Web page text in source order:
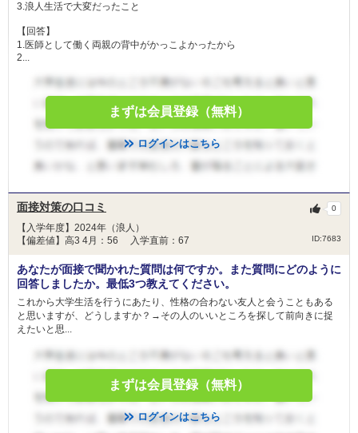
3.浪人生活で大変だったこと
【回答】
1.医師として働く両親の背中がかっこよかったから
2...
まずは会員登録（無料）
ログインはこちら
面接対策の口コミ
【入学年度】2024年（浪人）
【偏差値】高3 4月：56 入学直前：67
ID:7683
0
あなたが面接で聞かれた質問は何ですか。また質問にどのように
回答しましたか。最低3つ教えてください。
これから大学生活を行うにあたり、性格の合わない友人と会うこともある
と思いますが、どうしますか？→その人のいいところを探して前向きに捉
えたいと思...
まずは会員登録（無料）
ログインはこちら